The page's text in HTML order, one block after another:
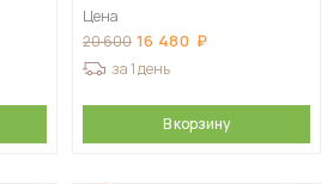
Цена
20 600 16 480
за 1 день
В корзину